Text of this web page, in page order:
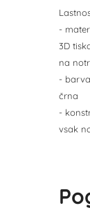
-
3D
na
-
črna
-
vsak